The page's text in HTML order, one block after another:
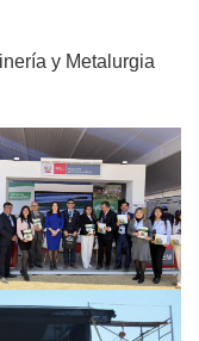
y Metalurgia